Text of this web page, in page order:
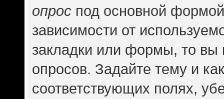
опрос под основной
зависимости от
закладки или формы, то вы
опросов. Задайте тему и
соответствующих полях,